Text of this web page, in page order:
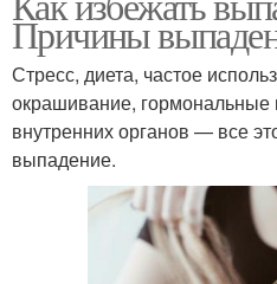
Причины
Стресс, диета, частое
окрашивание,
внутренних органов — все
выпадение.